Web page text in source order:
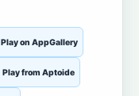
Play on AppGallery
Play from Aptoide